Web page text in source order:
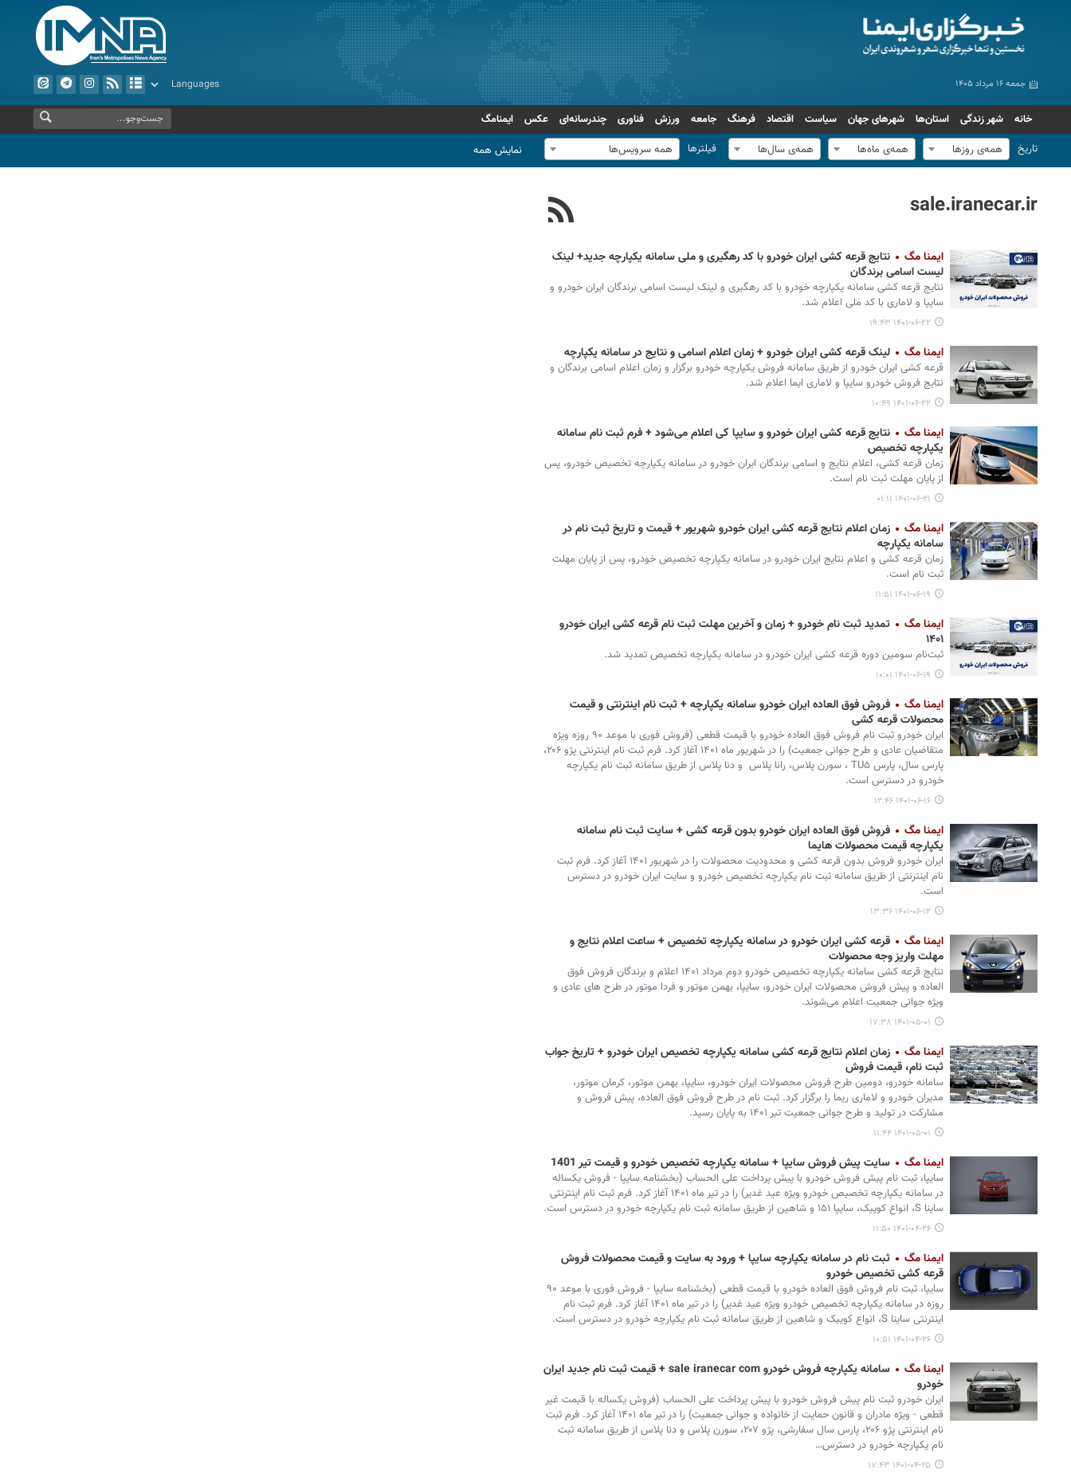
جمعه ۱۶ مرداد ۱۴۰۵
خانه شهر زندگی استان‌ها شهرهای جهان سیاست اقتصاد فرهنگ جامعه ورزش فناوری چندرسانه‌ای عکس
ایمنامگ
تاریخ
همه‌ی روزها همه‌ی ماه‌ها همه‌ی سال‌ها فیلترها همه سرویس‌ها نمایش همه
sale.iranecar.ir
ایمنا مگ
نتایج قرعه کشی ایران خودرو با کد رهگیری و ملی سامانه یکپارچه جدید+ لینک
لیست اسامی برندگان
نتایج قرعه کشی سامانه یکپارچه خودرو با کد رهگیری و لینک لیست اسامی برندگان ایران خودرو و
سایپا و لاماری با کد ملی اعلام شد.
۱۴۰۱-۰۶-۲۲ ۱۹:۴۳
ایمنا مگ لینک قرعه کشی ایران خودرو + زمان اعلام اسامی و نتایج در سامانه یکپارچه
قرعه کشی ایران خودرو از طریق سامانه فروش یکپارچه خودرو برگزار و زمان اعلام اسامی برندگان و
نتایج فروش خودرو سایپا و لاماری ایما اعلام شد.
۱۴۰۱-۰۶-۲۲ ۱۰:۴۹
ایمنا مگ
نتایج قرعه کشی ایران خودرو و سایپا کی اعلام می‌شود + فرم ثبت نام سامانه
یکپارچه تخصیص
زمان قرعه کشی، اعلام نتایج و اسامی برندگان ایران خودرو در سامانه یکپارچه تخصیص خودرو، پس
از پایان مهلت ثبت نام است.
۱۴۰۱-۰۶-۲۱ ۰۱:۱۱
ایمنا مگ
زمان اعلام نتایج قرعه کشی ایران خودرو شهریور + قیمت و تاریخ ثبت نام در
سامانه یکپارچه
زمان قرعه کشی و اعلام نتایج ایران خودرو در سامانه یکپارچه تخصیص خودرو، پس از پایان مهلت
ثبت نام است.
۱۴۰۱-۰۶-۱۹ ۱۱:۵۱
ایمنا مگ
تمدید ثبت نام خودرو + زمان و آخرین مهلت ثبت نام قرعه کشی ایران خودرو
۱۴۰۱
ثبت‌نام سومین دوره قرعه‌ کشی ایران خودرو در سامانه یکپارچه تخصیص تمدید شد.
۱۴۰۱-۰۶-۱۹ ۱۰:۰۱
ایمنا مگ
فروش فوق العاده ایران خودرو سامانه یکپارچه + ثبت نام اینترنتی و قیمت
محصولات قرعه کشی
ایران خودرو ثبت نام فروش فوق العاده خودرو با قیمت قطعی (فروش فوری با موعد ۹۰ روزه ویژه
متقاضیان عادی و طرح جوانی جمعیت) را در شهریور ماه ۱۴۰۱ آغاز کرد. فرم ثبت نام اینترنتی پژو ۲۰۶،
پارس سال، پارس TU۵ ، سورن پلاس، رانا پلاس و دنا پلاس از طریق سامانه ثبت نام یکپارچه
خودرو در دسترس است.
۱۴۰۱-۰۶-۱۶ ۱۲:۴۶
ایمنا مگ
فروش فوق العاده ایران خودرو بدون قرعه کشی + سایت ثبت نام سامانه
یکپارچه قیمت محصولات هایما
ایران خودرو فروش بدون قرعه کشی و محدودیت محصولات را در شهریور ۱۴۰۱ آغاز کرد. فرم ثبت
نام اینترنتی از طریق سامانه ثبت نام یکپارچه تخصیص خودرو و سایت ایران خودرو در دسترس
است.
۱۴۰۱-۰۶-۱۲ ۱۳:۳۶
ایمنا مگ
قرعه کشی ایران خودرو در سامانه یکپارچه تخصیص + ساعت اعلام نتایج و
مهلت واریز وجه محصولات
نتایج قرعه کشی سامانه یکپارچه تخصیص خودرو دوم مرداد ۱۴۰۱ اعلام و برندگان فروش فوق
العاده و پیش فروش محصولات ایران خودرو، سایپا، بهمن موتور و فردا موتور در طرح های عادی و
ویژه جوانی جمعیت اعلام می‌شوند.
۱۴۰۱-۰۵-۰۱ ۱۷:۳۸
ایمنا مگ
زمان اعلام نتایج قرعه کشی سامانه یکپارچه تخصیص ایران خودرو + تاریخ جواب
ثبت نام، قیمت فروش
سامانه خودرو، دومین طرح فروش محصولات ایران خودرو، سایپا، بهمن موتور، کرمان موتور،
مدیران خودرو و لاماری ریما را برگزار کرد. ثبت نام در طرح فروش فوق العاده، پیش فروش و
مشارکت در تولید و طرح جوانی جمعیت تیر ۱۴۰۱ به پایان رسید.
۱۴۰۱-۰۵-۰۱ ۱۱:۴۴
ایمنا مگ سایت پیش فروش سایپا + سامانه یکپارچه تخصیص خودرو و قیمت تیر 1401
سایپا، ثبت نام پیش فروش خودرو با پیش پرداخت علی الحساب (بخشنامه سایپا - فروش یکساله
در سامانه یکپارچه تخصیص خودرو ویژه عید غدیر) را در تیر ماه ۱۴۰۱ آغاز کرد. فرم ثبت نام اینترنتی
ساینا S، انواع کوییک، سایپا ۱۵۱ و شاهین از طریق سامانه ثبت نام یکپارچه خودرو در دسترس است.
۱۴۰۱-۰۴-۲۶ ۱۱:۵۰
ایمنا مگ
ثبت نام در سامانه یکپارچه سایپا + ورود به سایت و قیمت محصولات فروش
قرعه کشی تخصیص خودرو
سایپا، ثبت نام فروش فوق العاده خودرو با قیمت قطعی (بخشنامه سایپا - فروش فوری با موعد ۹۰
روزه در سامانه یکپارچه تخصیص خودرو ویژه عید غدیر) را در تیر ماه ۱۴۰۱ آغاز کرد. فرم ثبت نام
اینترنتی ساینا S، انواع کوییک و شاهین از طریق سامانه ثبت نام یکپارچه خودرو در دسترس است.
۱۴۰۱-۰۴-۲۶ ۱۰:۵۱
ایمنا مگ
سامانه یکپارچه فروش خودرو sale iranecar com + قیمت ثبت نام جدید ایران
خودرو
ایران خودرو ثبت نام پیش فروش خودرو با پیش پرداخت علی الحساب (فروش یکساله با قیمت غیر
قطعی - ویژه مادران و قانون حمایت از خانواده و جوانی جمعیت) را در تیر ماه ۱۴۰۱ آغاز کرد. فرم ثبت
نام اینترنتی پژو ۲۰۶، پارس سال سفارشی، پژو ۲۰۷، سورن پلاس و دنا پلاس از طریق سامانه ثبت
نام یکپارچه خودرو در دسترس…
۱۴۰۱-۰۴-۲۵ ۱۷:۴۳